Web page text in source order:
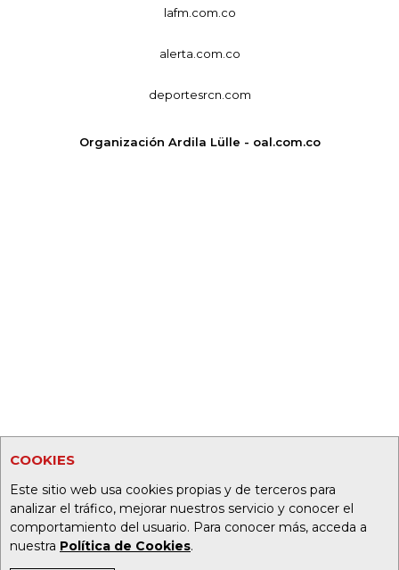
COOKIES
Este sitio web usa cookies propias y de terceros para
analizar el tráfico, mejorar nuestros servicio y conocer el
comportamiento del usuario. Para conocer más, acceda a
nuestra Política de Cookies.
lafm.com.co
alerta.com.co
deportesrcn.com
Organización Ardila Lülle - oal.com.co